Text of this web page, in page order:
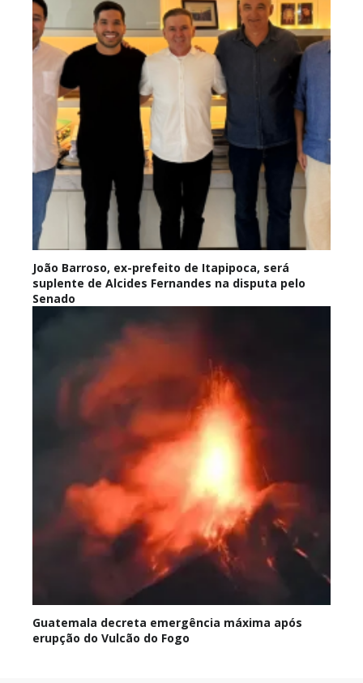
João Barroso, ex-prefeito de Itapipoca, será
suplente de Alcides Fernandes na disputa pelo
Senado
Guatemala decreta emergência máxima após
erupção do Vulcão do Fogo